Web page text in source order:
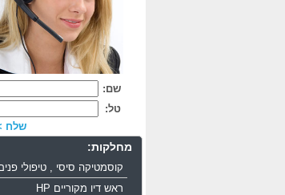
שם:
טל:
שלח
מחלקות:
קוסמטיקה סיסי , טיפולי
ראש דיו מקוריים HP